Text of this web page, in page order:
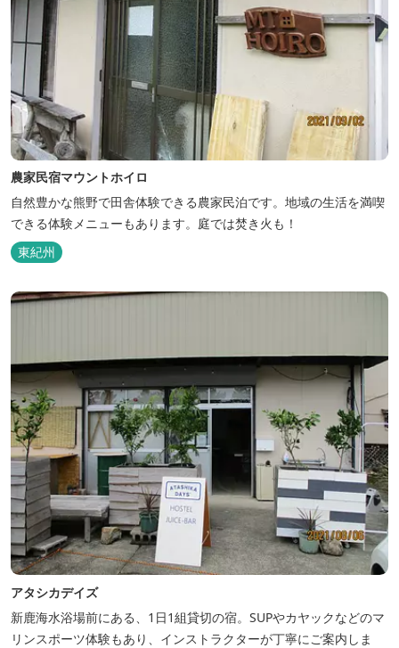
農家民宿マウントホイロ
自然豊かな熊野で田舎体験できる農家民泊です。地域の生活を満喫
できる体験メニューもあります。庭では焚き火も！
東紀州
アタシカデイズ
新鹿海水浴場前にある、1日1組貸切の宿。SUPやカヤックなどのマ
リンスポーツ体験もあり、インストラクターが丁寧にご案内しま